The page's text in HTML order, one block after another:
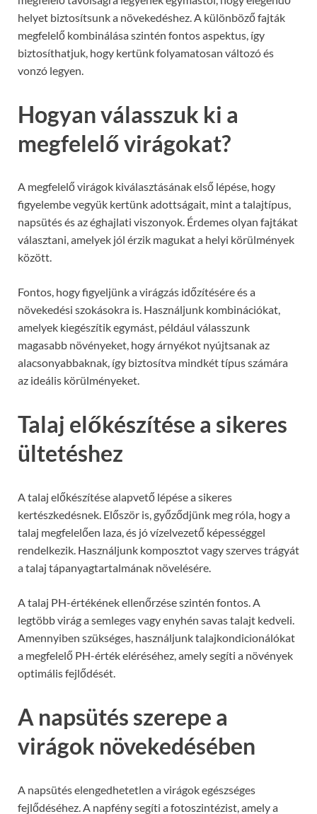
helyet biztosítsunk a növekedéshez. A különböző fajták
megfelelő kombinálása szintén fontos aspektus, így
biztosíthatjuk, hogy kertünk folyamatosan változó és
vonzó legyen.
Hogyan válasszuk ki a
megfelelő virágokat?
A megfelelő virágok kiválasztásának első lépése, hogy
figyelembe vegyük kertünk adottságait, mint a talajtípus,
napsütés és az éghajlati viszonyok. Érdemes olyan fajtákat
választani, amelyek jól érzik magukat a helyi körülmények
között.
Fontos, hogy figyeljünk a virágzás időzítésére és a
növekedési szokásokra is. Használjunk kombinációkat,
amelyek kiegészítik egymást, például válasszunk
magasabb növényeket, hogy árnyékot nyújtsanak az
alacsonyabbaknak, így biztosítva mindkét típus számára
az ideális körülményeket.
Talaj előkészítése a sikeres
ültetéshez
A talaj előkészítése alapvető lépése a sikeres
kertészkedésnek. Először is, győződjünk meg róla, hogy a
talaj megfelelően laza, és jó vízelvezető képességgel
rendelkezik. Használjunk komposztot vagy szerves trágyát
a talaj tápanyagtartalmának növelésére.
A talaj PH-értékének ellenőrzése szintén fontos. A
legtöbb virág a semleges vagy enyhén savas talajt kedveli.
Amennyiben szükséges, használjunk talajkondicionálókat
a megfelelő PH-érték eléréséhez, amely segíti a növények
optimális fejlődését.
A napsütés szerepe a
virágok növekedésében
A napsütés elengedhetetlen a virágok egészséges
fejlődéséhez. A napfény segíti a fotoszintézist, amely a